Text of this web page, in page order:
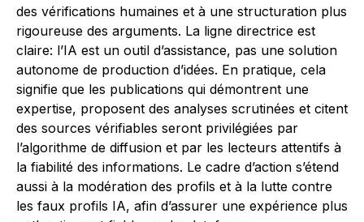
des vérifications humaines et à une structuration plus
rigoureuse des arguments. La ligne directrice est
claire: l’IA est un outil d’assistance, pas une solution
autonome de production d’idées. En pratique, cela
signifie que les publications qui démontrent une
expertise, proposent des analyses scrutinées et citent
des sources vérifiables seront privilégiées par
l’algorithme de diffusion et par les lecteurs attentifs à
la fiabilité des informations. Le cadre d’action s’étend
aussi à la modération des profils et à la lutte contre
les faux profils IA, afin d’assurer une expérience plus